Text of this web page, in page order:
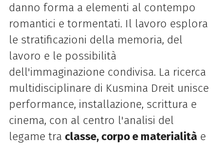
danno forma a elementi al contempo
romantici e tormentati. Il lavoro esplora
le stratificazioni della memoria, del
lavoro e le possibilità
dell'immaginazione condivisa. La ricerca
multidisciplinare di Kusmina Dreit unisce
performance, installazione, scrittura e
cinema, con al centro l'analisi del
legame tra classe, corpo e materialitàe